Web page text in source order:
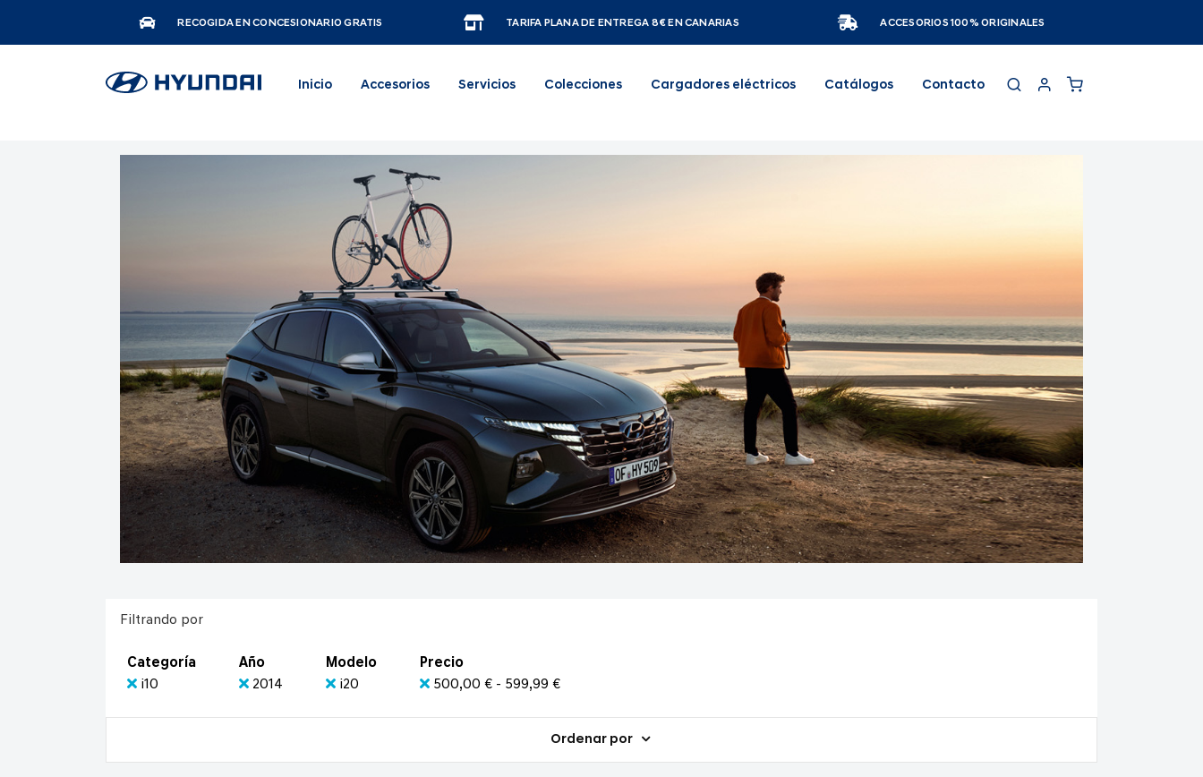
RECOGIDA EN CONCESIONARIO GRATIS TARIFA PLANA DE ENTREGA 8€ EN CANARIAS ACCESORIOS 100% ORIGINALES
Inicio Accesorios Servicios Colecciones Cargadores eléctricos Catálogos Contacto
Filtrando por
Categoría
i10
Año
2014
Modelo
i20
Precio
500,00 € - 599,99 €
Ordenar por